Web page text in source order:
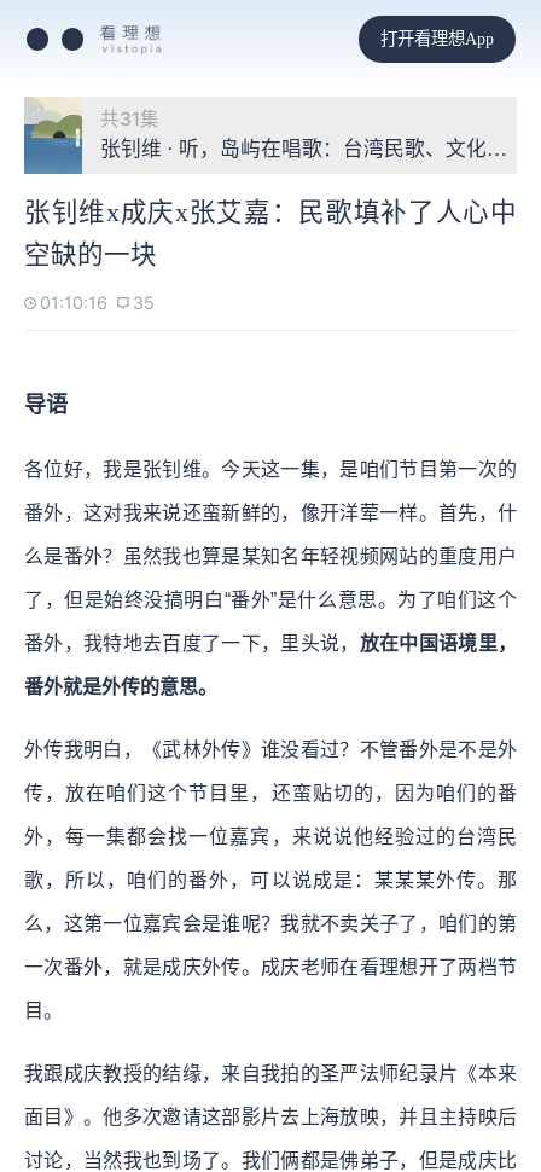
打开看理想App
共31集
张钊维 · 听，岛屿在唱歌：台湾民歌、文化与社
张钊维x成庆x张艾嘉：民歌填补了人心中
空缺的一块
01:10:16 35
导语
各位好，我是张钊维。今天这一集，是咱们节目第一次的
番外，这对我来说还蛮新鲜的，像开洋荤一样。首先，什
么是番外？虽然我也算是某知名年轻视频网站的重度用户
了，但是始终没搞明白“番外”是什么意思。为了咱们这个
番外，我特地去百度了一下，里头说， 放在中国语境里，
番外就是外传的意思。
外传我明白，《武林外传》谁没看过？不管番外是不是外
传，放在咱们这个节目里，还蛮贴切的，因为咱们的番
外，每一集都会找一位嘉宾，来说说他经验过的台湾民
歌，所以，咱们的番外，可以说成是：某某某外传。那
么，这第一位嘉宾会是谁呢？我就不卖关子了，咱们的第
一次番外，就是成庆外传。成庆老师在看理想开了两档节
目。
我跟成庆教授的结缘，来自我拍的圣严法师纪录片《本来
面目》。他多次邀请这部影片去上海放映，并且主持映后
讨论，当然我也到场了。我们俩都是佛弟子，但是成庆比